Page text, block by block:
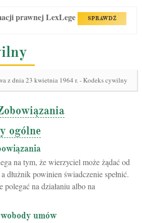
prawnej LexLege SPRAWDŹ
z dnia 23 kwietnia 1964 r. - Kodeks cywilny
ogólne
na tym, że wierzyciel może żądać od
dłużnik powinien świadczenie spełnić.
polegać na działaniu albo na
umów